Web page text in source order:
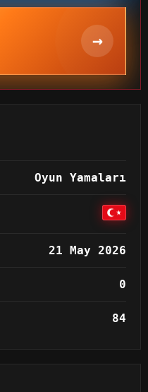
→
Oyun Yamaları
21 May 2026
0
84